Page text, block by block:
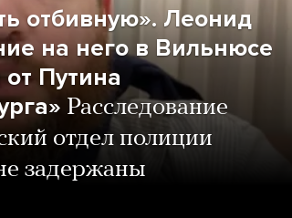
отбивную». Леонид
на него в Вильнюсе
Путина
Расследование
отдел полиции
задержаны